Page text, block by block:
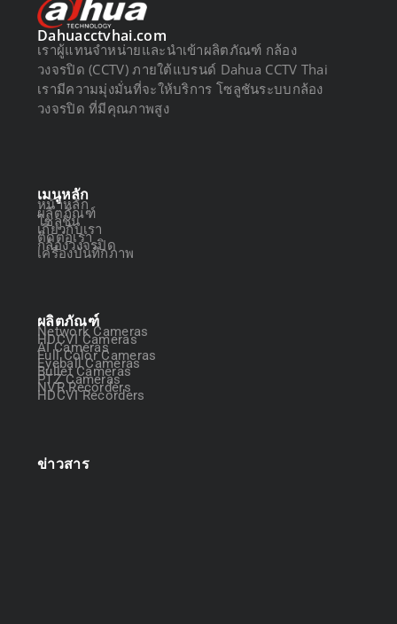
Dahuacctvhai.com
เราผู้แทนจำหน่ายและนำเข้าผลิตภัณฑ์ กล้อง
วงจรปิด (CCTV) ภายใต้แบรนด์ Dahua CCTV Thai
เรามีความมุ่งมั่นที่จะให้บริการ โซลูชันระบบกล้อง
วงจรปิด ที่มีคุณภาพสูง
เมนูหลัก
หน้าหลัก
ผลิตภัณฑ์
โซลูชัน
เกี่ยวกับเรา
ติดต่อเรา
กล้องวงจรปิด
เครื่องบันทึกภาพ
ผลิตภัณฑ์
Network Cameras
HDCVI Cameras
AI Cameras
Full Color Cameras
Eyeball Cameras
Bullet Cameras
PTZ Cameras
NVR Recorders
HDCVI Recorders
ข่าวสาร